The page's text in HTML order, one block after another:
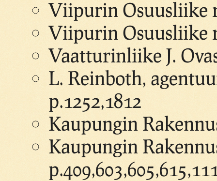
Viipurin Osuusliike
Viipurin Osuusliike
Vaatturinliike J.
L. Reinboth,
p.1252,1812
Kaupungin
Kaupungin